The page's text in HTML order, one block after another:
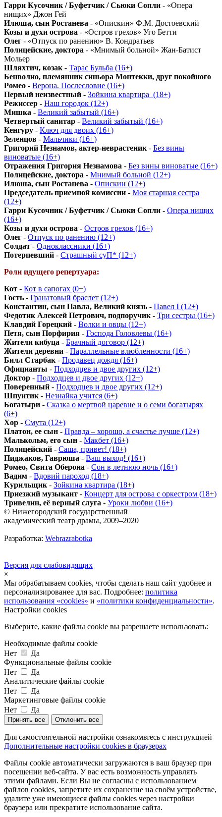
Гарри Кусочник / Буфетчик / Сьюки Сопли - «Опера
нищих» Джон Гей
Илюша, сын Ростанева - «Опискин» Ф.М. Достоевский
Козы и духи острова - «Остров грехов» Уго Бетти
Олег - «Отпуск по ранению» В. Кондратьев
Полицейские, доктора - «Мнимый больной» Жан-Батист
Мольер
Шляхтич, козак - Тарас Бульба (16+)
Бенволио, племянник синьора Монтекки, друг покойного
Ромео - Верона. Послесловие (16+)
Первый неизвестный - Зойкина квартира_(18+)
Режиссер - Наш городок (12+)
Мишка - Великий забытый (16+)
Четвертый санитар - Великий забытый (16+)
Кенгуру - Ключ для двоих (16+)
Зеленцов - Мальчики (16+)
Григорий Незнамов, актер-неврастеник - Без вины
виноватые (16+)
Отражения Григория Незнамова - Без вины виноватые (16+)
Полицейские, доктора - Мнимый больной (12+)
Илюша, сын Ростанева - Опискин (12+)
Председатель приемной комиссии - Моя старшая сестра
(12+)
Гарри Кусочник / Буфетчик / Сьюки Сопли - Опера нищих
(16+)
Козы и духи острова - Остров грехов (16+)
Олег - Отпуск по ранению (12+)
Солдат - Одноклассники (16+)
Потерпевший - Страшный суП* (12+)
Роли идущего репертуара:
Кот - Кот в сапогах (0+)
Гость - Гранатовый браслет (12+)
Константин, сын Павла, Великий князь - Павел I (12+)
Федотик Алексей Петрович, подпоручик - Три сестры (16+)
Клавдий Горецкий - Волки и овцы (12+)
Петя, сын Порфирия - Господа Головлевы (16+)
Жители кибуца - Брачный договор (12+)
Жители деревни - Параллельные влюбленности (16+)
Билл Старбак - Продавец дождя (16+)
Официанты - Подходцев и двое других (12+)
Доктор - Подходцев и двое других (12+)
Поверенный - Подходцев и двое других (12+)
Шпунтик - Незнайка учится (6+)
Богатыри - Сказка о мертвой царевне и о семи богатырях
(6+)
Хор - Смута (12+)
Платон, ее сын - Правда – хорошо, а счастье лучше (12+)
Малькольм, его сын - Макбет (16+)
Полицейский - Саша, привет! (18+)
Пиджаков, Гаврюша - Ваш выход! (16+)
Ромео, Свита Оберона - Сон в летнюю ночь (16+)
Вадим - Вдовий пароход (18+)
Курильщик - Зойкина квартира (18+)
Приезжий музыкант - Концерт для острова с оркестром (18+)
Тривелин, её верный слуга - Уроки любви (16+)
© Нижегородский государственный
академический театр драмы, 2009–2020
Разработка: Webrazrabotka
Версия для слабовидящих
×
Мы обрабатываем cookies, чтобы сделать наш сайт удобнее и
персонализированее для вас. Подробнее: политика
использования «cookies» и «политики конфиденциальности».
Настройки cookies
Выберите, какие файлы cookie вы разрешаете использовать:
Необходимые файлы cookie
Нет
Да
Функциональные файлы cookie
Нет
Да
Аналитические файлы cookie
Нет
Да
Маркетинговые файлы cookie
Нет
Да
Принять все Отклонить все
Для самостоятельной настройки ознакомьтесь с инструкцией
Дополнительные настройки cookies в браузерах
Файлы cookie автоматически загружаются в ваш браузер при
посещении веб-сайта. У вас есть возможность управлять
этими файлами. Если Вы не согласны с использованием
файлов cookies, запретите их сохранение на своём устройстве,
удалите уже имеющиеся файлы cookies через настройки
браузера или прекратите использование сайта.